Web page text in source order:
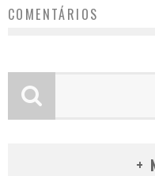
COMENTÁRIOS
+